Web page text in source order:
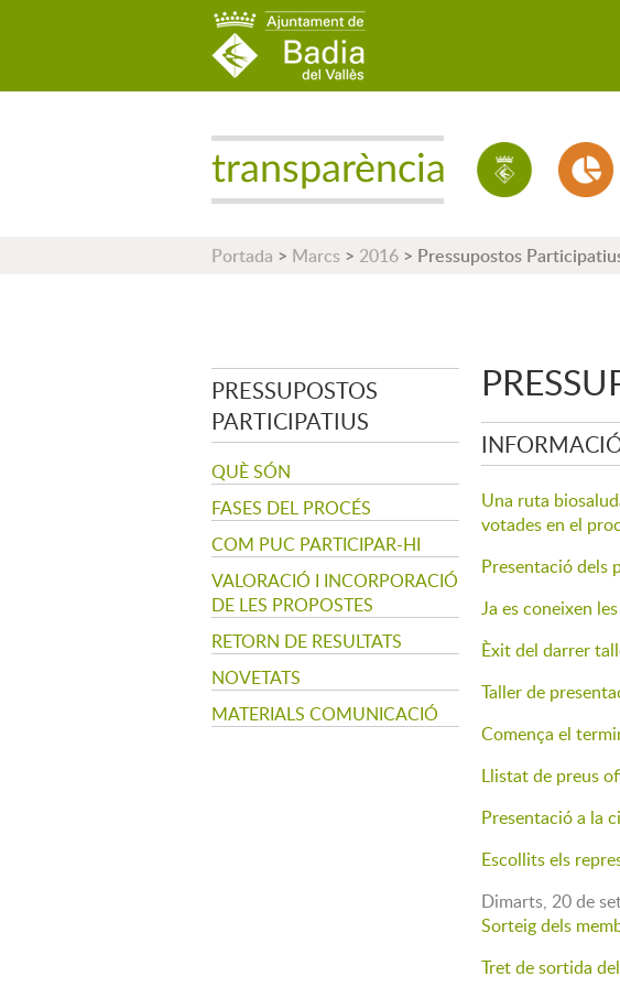
Portada > Marcs > 2016 > Pressupostos
PRESSUPOSTOS
PARTICIPATIUS
QUÈ SÓN
FASES DEL PROCÉS
COM PUC PARTICIPAR-HI
VALORACIÓ I INCORPORACIÓ
DE LES PROPOSTES
RETORN DE RESULTATS
NOVETATS
MATERIALS COMUNICACIÓ
Una ruta
votades en el
Presentació dels
Ja es coneixen
Èxit del darrer
Taller de
Comença el
Llistat de preus
Presentació a la
Escollits els
Dimarts, 20de
Sorteig dels
Tret de sortida